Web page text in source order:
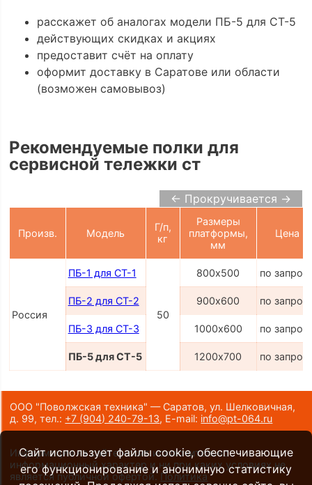
расскажет об аналогах модели ПБ-5 для СТ-5
действующих скидках и акциях
предоставит счёт на оплату
оформит доставку в Саратове или области
(возможен самовывоз)
Рекомендуемые полки для
сервисной тележки ст
← Прокручивается →
Произв. Модель
Г/п,
кг
Размеры
платформы,
мм
Цена
Россия
ПБ-1 для СТ-1
50
800х500 по
ПБ-2 для СТ-2 900х600 по
ПБ-3 для СТ-3 1000х600 по
ПБ-5 для СТ-5 1200х700 по
ООО "Поволжская техника" — Саратов, ул. Шелковичная,
д. 99,тел.: +7 (904) 240-79-13, E-mail: info@pt-064.ru
Информация на сайте носит исключительно
информационный характер и ни при каких условиях не
является публичной офертой. Политика
Сайт использует файлы cookie, обеспечивающие
его функционирование и анонимную статистику